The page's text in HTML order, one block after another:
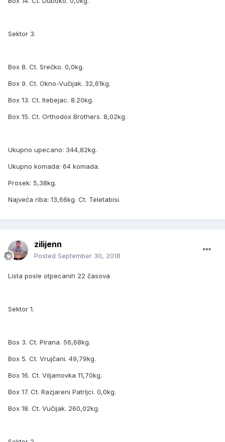
Sektor 3.
Box 8. Ct. Srećko. 0,0kg.
Box 9. Ct. Okno-Vučijak. 32,61kg.
Box 13. Ct. Itebejac. 8.20kg.
Box 15. Ct. Orthodox Brothers. 8,02kg.
Ukupno upecano: 344,82kg.
Ukupno komada: 64 komada.
Prosek: 5,38kg.
Najveća riba: 13,66kg. Ct. Teletabisi.
zilijenn
Posted September 30, 2018
Lista posle otpecanih 22 časova
Sektor 1.
Box 3. Ct. Pirana. 56,68kg.
Box 5. Ct. Vrujčani. 49,79kg.
Box 16. Ct. Viljamovka 11,70kg.
Box 17. Ct. Razjareni Patrljci. 0,0kg.
Box 18. Ct. Vučijak. 260,02kg.